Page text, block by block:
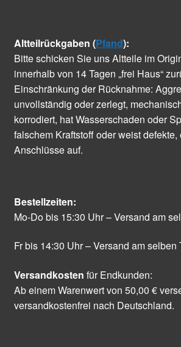
Altteilrückgaben (Pfand):
Bitte schicken Sie uns Altteile im
innerhalb von 14 Tagen „frei Haus“
Einschränkung der Rücknahme:
unvollständig oder zerlegt,
korrodiert, hat Wasserschaden oder
falschem Kraftstoff oder weist
Anschlüsse auf.
Bestellzeiten:
Mo-Do bis 15:30 Uhr – Versand am
Fr bis 14:30 Uhr – Versand am selben
Versandkosten für Endkunden:
Ab einem Warenwert von 50,00 €
versandkostenfrei nach Deutschland.